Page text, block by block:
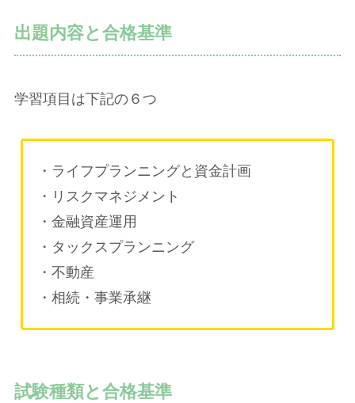
出題内容と合格基準
学習項目は下記の６つ
・ライフプランニングと資金計画
・リスクマネジメント
・金融資産運用
・タックスプランニング
・不動産
・相続・事業承継
試験種類と合格基準